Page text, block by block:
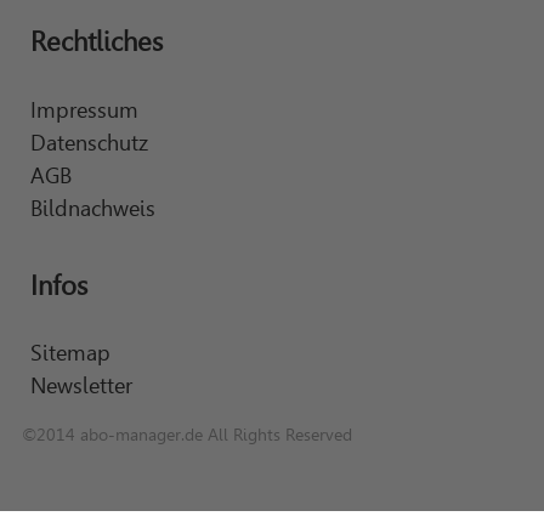
Rechtliches
Impressum
Datenschutz
AGB
Bildnachweis
Infos
Sitemap
Newsletter
©2014 abo-manager.de All Rights Reserved